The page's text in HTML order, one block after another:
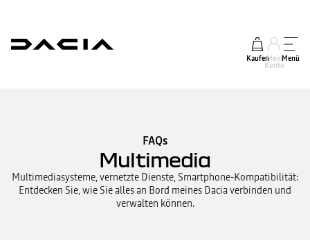
KaufenMein
Konto
Menü
FAQs
Multimedia
Multimediasysteme, vernetzte Dienste, Smartphone-Kompatibilität:
Entdecken Sie, wie Sie alles an Bord meines Dacia verbinden und
verwalten können.